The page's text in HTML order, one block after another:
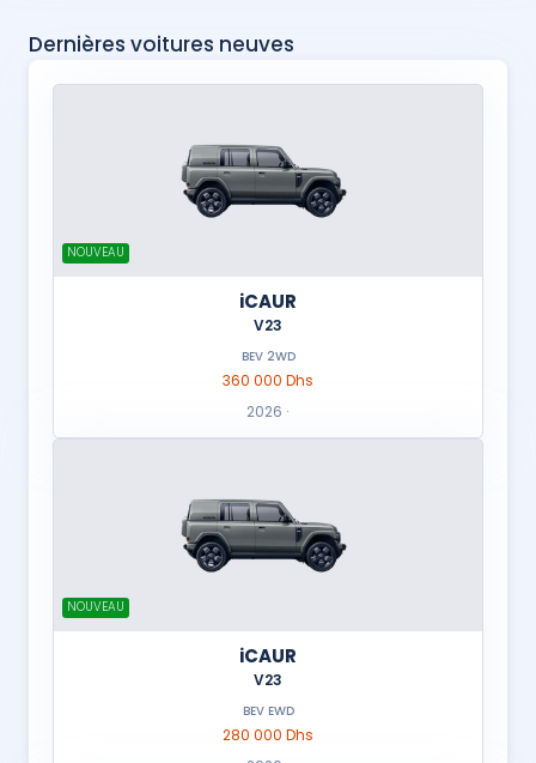
Dernières voitures neuves
NOUVEAU
iCAUR
V23
BEV 2WD
360 000 Dhs
2026 ·
NOUVEAU
iCAUR
V23
BEV EWD
280 000 Dhs